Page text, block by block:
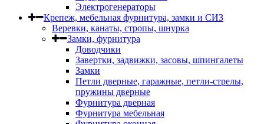
Электрогенераторы
Крепеж, мебельная фурнитура, замки и СИЗ
Веревки, канаты, стропы, шнурка
Замки, фурнитура
Доводчики
Завертки, задвижки, засовы, шпингалеты
Замки
Петли дверные, гаражные, петли-стрелы,
пружины дверные
Фурнитура дверная
Фурнитура мебельная